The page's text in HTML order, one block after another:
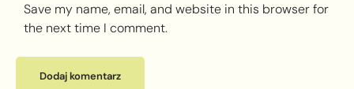
Save my name, email, and website in this browser for
the next time I comment.